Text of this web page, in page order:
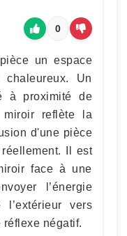
0
un espace
Un
à proximité de
reflète la
d'une pièce
Il est
face à une
l’énergie
vers
réflexe négatif.